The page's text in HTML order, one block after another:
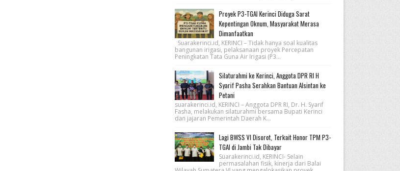
Proyek P3-TGAI Kerinci Diduga Sarat
Kepentingan Oknum, Masyarakat Merasa
Dimanfaatkan
Suarakerinci.id, KERINCI – Tidak hanya soal kualitas
bangunan irigasi, pelaksanaan proyek Percepatan
Peningkatan Tata Guna Air Irigasi (P3...
Silaturahmi ke Kerinci, Anggota DPR RI H
Syarif Pasha Serahkan Bantuan Alsintan ke
Petani
suarakerinci.id, KERINCI – Anggota DPR RI, Dr. H. Syarif
Fasha, melakukan silaturahmi bersama Bupati Kerinci
dan jajaran Pemerintah Daerah K...
Lagi BWSS VI Disorot, Terkait Honor TPM P3-
TGAI di Jambi Tak Dibayar
Suarakerinci.id, KERINCI- Selain
permasalahan fisik, kinerja dari Balai